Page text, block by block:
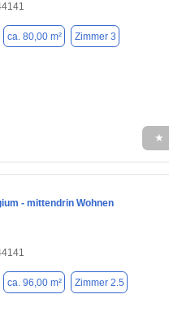
ca. 80,00 m² Zimmer 3
★
- mittendrin Wohnen
ca. 96,00 m² Zimmer 2.5